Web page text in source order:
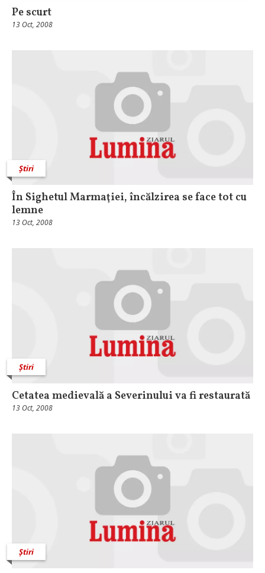
Pe scurt
13 Oct, 2008
Știri
În Sighetul Marmaţiei, încălzirea se face tot cu
lemne
13 Oct, 2008
Știri
Cetatea medievală a Severinului va fi restaurată
13 Oct, 2008
Știri